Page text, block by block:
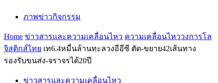
ภาพข่าวกิจกรรม
Home ข่าวสารและความเคลื่อนไหว ความเคลื่อนไหววงการโล
จิสติกส์ไทย เท6.4หมื่นล้านทะลวงอีอีซี ตัด-ขยาย42เส้นทาง
รองรับขนส่ง-จราจรได้20ปี
ข่าวสารและความเคลื่อนไหว